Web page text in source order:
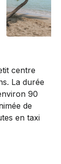
centre
La durée
90
de
en taxi